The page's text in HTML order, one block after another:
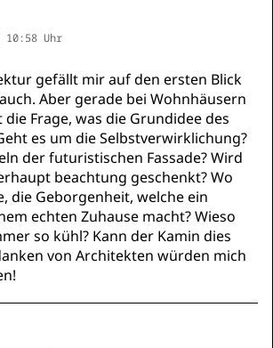
10:58 Uhr
gefällt mir auf den ersten Blick
Aber gerade bei Wohnhäusern
Frage, was die Grundidee des
es um die Selbstverwirklichung?
der futuristischen Fassade? Wird
beachtung geschenkt? Wo
die Geborgenheit, welche ein
echten Zuhause macht? Wieso
so kühl? Kann der Kamin dies
von Architekten würden mich